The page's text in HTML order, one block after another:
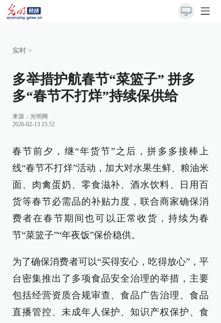
实时 >
多举措护航春节“菜篮子” 拼多
多“春节不打烊”持续保供给
来源： 光明网
2026-02-13 15:52
春节前夕，继“年货节”之后，拼多多接棒上
线“春节不打烊”活动，加大对水果生鲜、粮油米
面、肉禽蛋奶、零食滋补、酒水饮料、日用百
货等春节必需品的补贴力度，联合商家确保消
费者在春节期间也可以正常收货，持续为春
节“菜篮子”“年夜饭”保价稳供。
为了确保消费者可以“买得安心，吃得放心”，平
台密集推出了多项食品安全治理的举措，主要
包括经营资质合规审查、食品广告治理、食品
直播管控、未成年人保护、知识产权保护、食